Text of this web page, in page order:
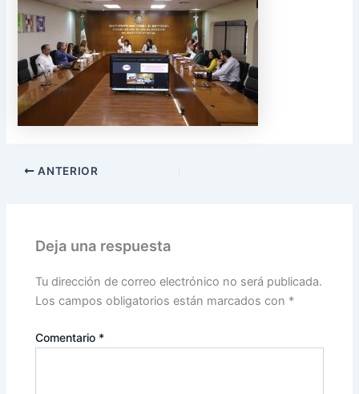
ANTERIOR
Deja una respuesta
Tu dirección de correo electrónico no será publicada.
Los campos obligatorios están marcados con *
Comentario *